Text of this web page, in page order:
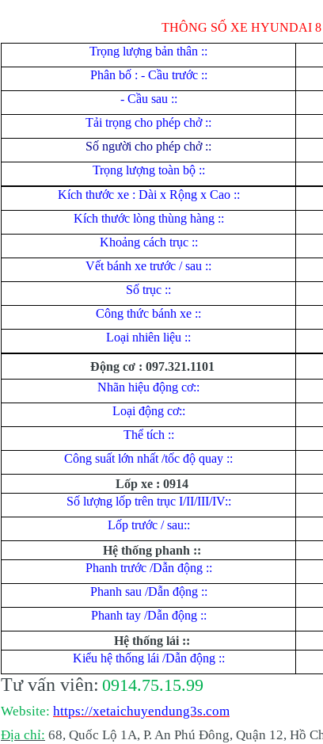
THÔNG SỐ XE HYUNDAI
Trọng lượng bản thân ::
Phân bố : - Cầu trước ::
- Cầu sau ::
Tải trọng cho phép chở ::
Số người cho phép chở ::
Trọng lượng toàn bộ ::
Kích thước xe : Dài x Rộng x Cao ::
Kích thước lòng thùng hàng ::
Khoảng cách trục ::
Vết bánh xe trước / sau ::
Số trục ::
Công thức bánh xe ::
Loại nhiên liệu ::
Động cơ : 097.321.1101
Nhãn hiệu động cơ::
Loại động cơ::
Thể tích ::
Công suất lớn nhất /tốc độ quay ::
Lốp xe : 0914
Số lượng lốp trên trục I/II/III/IV::
Lốp trước / sau::
Hệ thống phanh ::
Phanh trước /Dẫn động ::
Phanh sau /Dẫn động ::
Phanh tay /Dẫn động ::
Hệ thống lái ::
Kiểu hệ thống lái /Dẫn động ::
Tư vấn viên: 0914.75.15.99
Website: https://xetaichuyendung3s.com
Địa chỉ: 68, Quốc Lộ 1A, P. An Phú Đông, Quận 12, Hồ